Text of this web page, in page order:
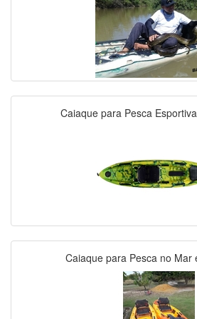
Caiaque para Pesca
Caiaque para Pesca no Mar